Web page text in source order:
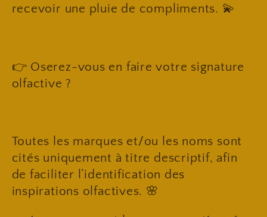
recevoir une pluie de compliments. 💫
👉 Oserez-vous en faire votre signature
olfactive ?
Toutes les marques et/ou les noms sont
cités uniquement à titre descriptif, afin
de faciliter l’identification des
inspirations olfactives. 🌸